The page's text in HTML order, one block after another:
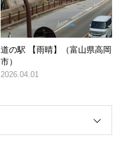
道の駅 【雨晴】（富山県高岡
市）
2026.04.01